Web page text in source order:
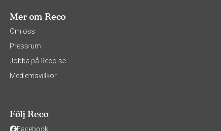
Mer om Reco
Om oss
Pressrum
Jobba på Reco.se
Medlemsvillkor
Följ Reco
Facebook